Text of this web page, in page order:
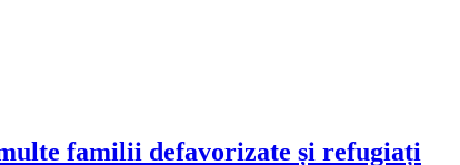
familii defavorizate și refugiați